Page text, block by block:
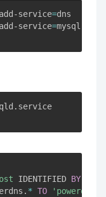
service=dns
service=mysql
IDENTIFIED BY
. * TO 'powerdns'